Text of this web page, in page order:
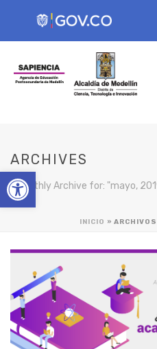
Open toolbar
ARCHIVES
Monthly Archive for: "mayo,
INICIO »